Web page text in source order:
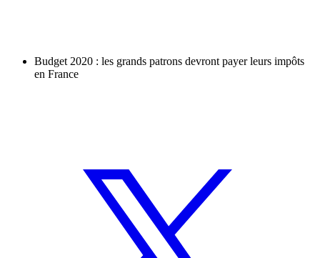
Budget 2020 : les grands patrons devront payer leurs impôts
en France